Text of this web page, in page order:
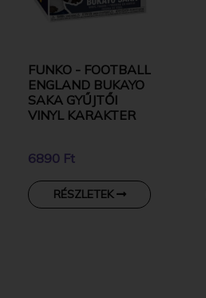
FUNKO - FOOTBALL
ENGLAND BUKAYO
SAKA GYŰJTŐI
VINYL KARAKTER
6890 Ft
RÉSZLETEK